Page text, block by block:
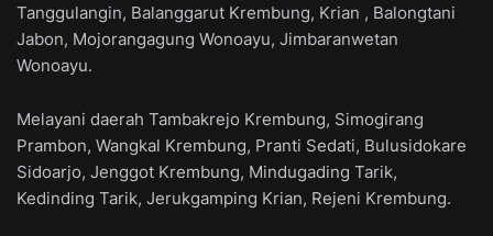
Tanggulangin, Balanggarut Krembung, Krian , Balongtani
Jabon, Mojorangagung Wonoayu, Jimbaranwetan
Wonoayu.
Melayani daerah Tambakrejo Krembung, Simogirang
Prambon, Wangkal Krembung, Pranti Sedati, Bulusidokare
Sidoarjo, Jenggot Krembung, Mindugading Tarik,
Kedinding Tarik, Jerukgamping Krian, Rejeni Krembung.